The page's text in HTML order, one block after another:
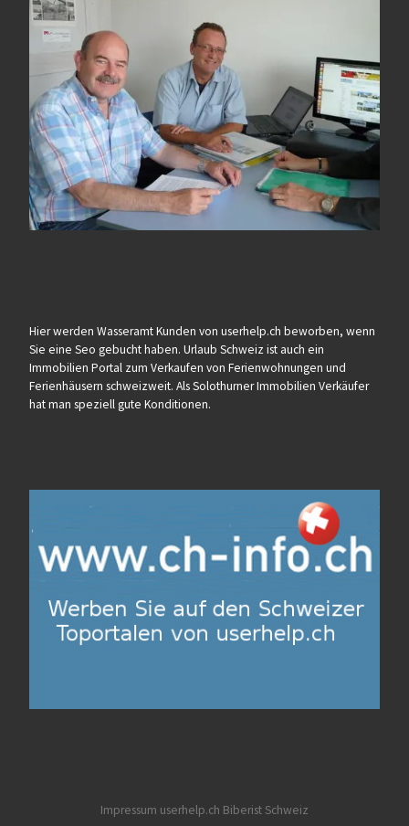
Hier werden Wasseramt Kunden von userhelp.ch beworben, wenn
Sie eine Seo gebucht haben. Urlaub Schweiz ist auch ein
Immobilien Portal zum Verkaufen von Ferienwohnungen und
Ferienhäusern schweizweit. Als Solothurner Immobilien Verkäufer
hat man speziell gute Konditionen.
Impressum userhelp.ch Biberist Schweiz